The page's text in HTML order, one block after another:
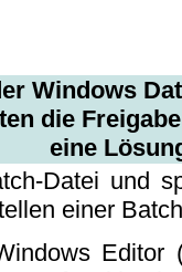
Windows
die
eine
Datei und
einer
Editor